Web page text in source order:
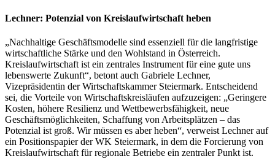
Lechner: Potenzial von Kreislaufwirtschaft heben
„Nachhaltige Geschäftsmodelle sind essenziell für die langfristige
wirtschaftliche Stärke und den Wohlstand in Österreich.
Kreislaufwirtschaft ist ein zentrales Instrument für eine gute uns
lebenswerte Zukunft“, betont auch Gabriele Lechner,
Vizepräsidentin der Wirtschaftskammer Steiermark. Entscheidend
sei, die Vorteile von Wirtschaftskreisläufen aufzuzeigen: „Geringere
Kosten, höhere Resilienz und Wettbewerbsfähigkeit, neue
Geschäftsmöglichkeiten, Schaffung von Arbeitsplätzen – das
Potenzial ist groß. Wir müssen es aber heben“, verweist Lechner auf
ein Positionspapier der WK Steiermark, in dem die Forcierung von
Kreislaufwirtschaft für regionale Betriebe ein zentraler Punkt ist.